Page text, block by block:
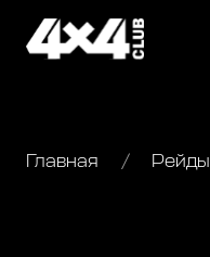
Главная Рейды